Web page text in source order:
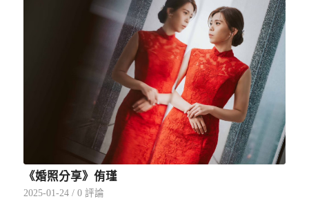
《婚照分享》侑瑾
2025-01-24 / 0 評論